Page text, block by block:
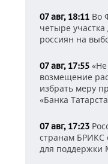
07 авг, 18:11 Во
четыре участка
россиян на
07 авг, 17:55 «Не
возмещение
избрать меру
«Банка
07 авг, 17:23
странам
для поддержки